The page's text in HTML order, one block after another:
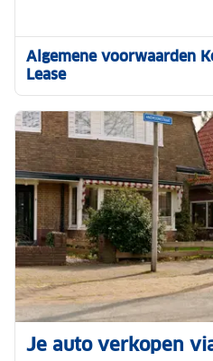
Algemene voorwaarden
Lease
Je auto verkopen